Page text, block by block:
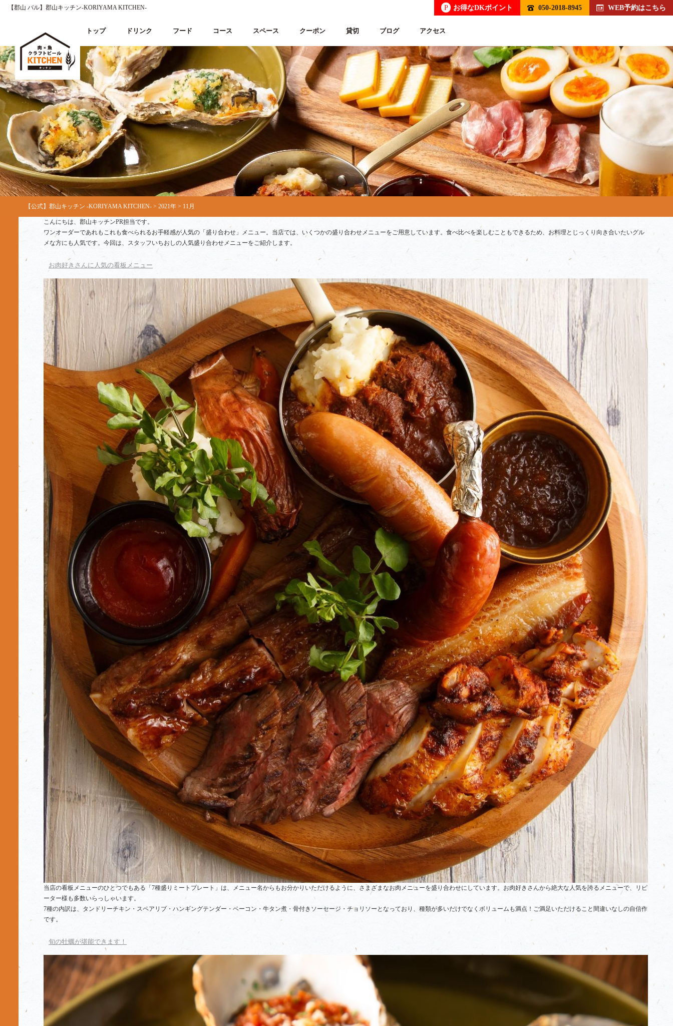
【郡山 バル】郡山キッチン-KORIYAMA KITCHEN- P お得なDKポイント 050-2018-8945 WEB予約はこちら
トップ ドリンク フード コース スペース クーポン 貸切 ブログ アクセス
【公式】郡山キッチン -KORIYAMA KITCHEN- > 2021年 > 11月
こんにちは、郡山キッチンPR担当です。
ワンオーダーであれもこれも食べられるお手軽感が人気の「盛り合わせ」メニュー。当店では、いくつかの盛り合わせメニューをご用意しています。食べ比べを楽しむこともできるため、お料理とじっくり向き合いたいグル
メな方にも人気です。今回は、スタッフいちおしの人気盛り合わせメニューをご紹介します。
お肉好きさんに人気の看板メニュー
当店の看板メニューのひとつでもある「7種盛りミートプレート」は、メニュー名からもお分かりいただけるように、さまざまなお肉メニューを盛り合わせにしています。お肉好きさんから絶大な人気を誇るメニューで、リピ
ーター様も多数いらっしゃいます。
7種の内訳は、タンドリーチキン・スペアリブ・ハンギングテンダー・ベーコン・牛タン煮・骨付きソーセージ・チョリソーとなっており、種類が多いだけでなくボリュームも満点！ご満足いただけること間違いなしの自信作
です。
旬の牡蠣が堪能できます！